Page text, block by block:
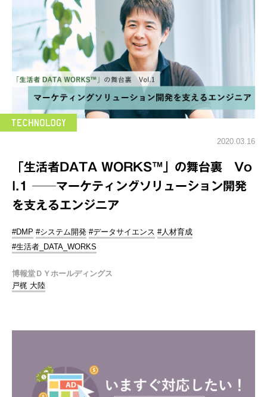
2020.03.16
「生活者DATA WORKS™️」の舞台裏 Vo
l.1 ──マーケティングソリューション開発
を支えるエンジニア
#DMP #システム開発 #データサイエンス #人材育成
#生活者_DATA_WORKS
博報堂ＤＹホールディングス
戸梶 大陸